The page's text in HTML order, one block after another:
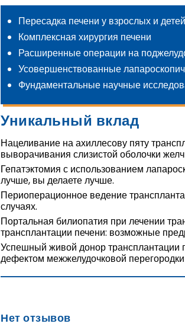
Пересадка печени у взрослых и детей
Комплексная хирургия печени
Расширенные операции на
Усовершенствованные
Фундаментальные научные
Уникальный вклад
Нацеливание на ахиллесову пяту
выворачивания слизистой оболочки
Гепатэктомия с использованием
лучше, вы делаете лучше.
Периоперационное ведение
случаях.
Портальная билиопатия при лечении
трансплантации печени: возможные
Успешный живой донор трансплантации
дефектом межжелудочковой
Нет отзывов